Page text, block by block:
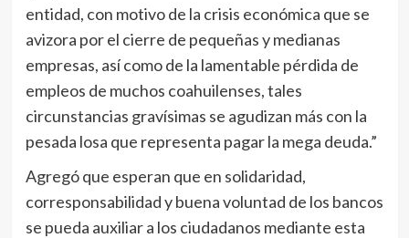
entidad, con motivo de la crisis económica que se
avizora por el cierre de pequeñas y medianas
empresas, así como de la lamentable pérdida de
empleos de muchos coahuilenses, tales
circunstancias gravísimas se agudizan más con la
pesada losa que representa pagar la mega deuda.”
Agregó que esperan que en solidaridad,
corresponsabilidad y buena voluntad de los bancos
se pueda auxiliar a los ciudadanos mediante esta